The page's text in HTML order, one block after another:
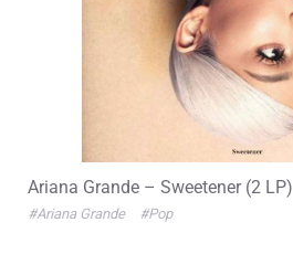
Ariana Grande – Sweetener (2 LP)
#Ariana Grande #Pop